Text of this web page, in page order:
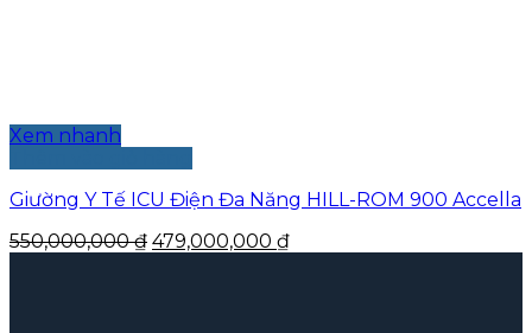
Xem nhanh
Giường Y Tế ICU Điện Đa Năng HILL-ROM 900 Accella
550,000,000₫ Giá
479,000,000 ₫Giá